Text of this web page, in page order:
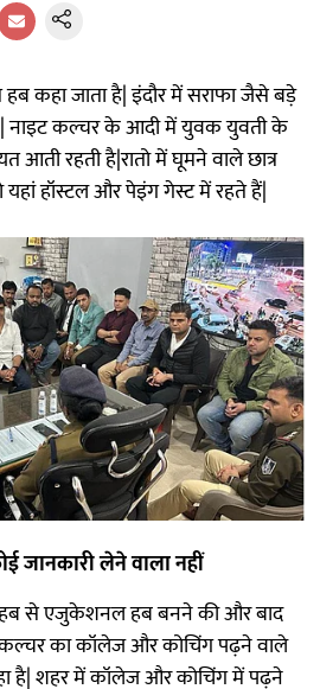
कहा जाता है| इंदौर में सराफा जैसे बड़े
| नाइट कल्चर के आदी में युवक युवती के
आती रहती है|रातो में घूमने वाले छात्र
यहां हॉस्टल और पेइंग गेस्ट में रहते हैं|
जानकारी लेने वाला नहीं
हब से एजुकेशनल हब बनने की और बाद
कल्चर का कॉलेज और कोचिंग पढ़ने वाले
है| शहर में कॉलेज और कोचिंग में पढ़ने